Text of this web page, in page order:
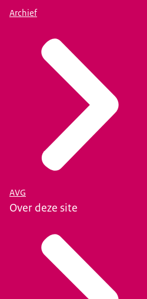
Archief
AVG
Over deze site